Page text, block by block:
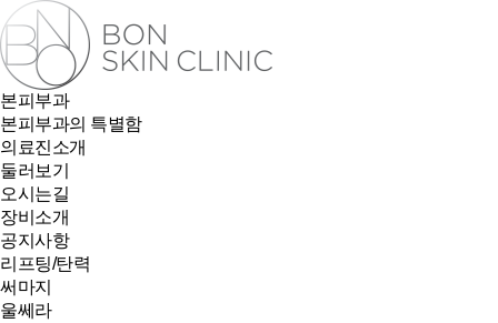
본피부과
본피부과의 특별함
의료진소개
둘러보기
오시는길
장비소개
공지사항
리프팅/탄력
써마지
울쎄라